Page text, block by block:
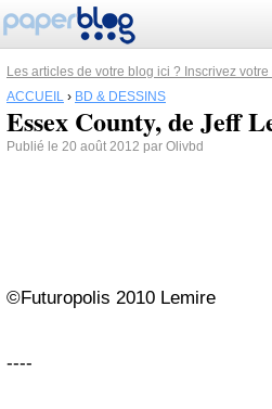
Les articles de votre blog ici ? Inscrivez votre
ACCUEIL › BD & DESSINS
Essex County, de Jeff
Publié le 20 août 2012 par Olivbd
©Futuropolis 2010 Lemire
----